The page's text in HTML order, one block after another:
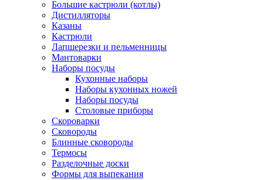
Большие кастрюли (котлы)
Дистилляторы
Казаны
Кастрюли
Лапшерезки и пельменницы
Мантоварки
Наборы посуды
Кухонные наборы
Наборы кухонных ножей
Наборы посуды
Столовые приборы
Скороварки
Сковороды
Блинные сковороды
Термосы
Разделочные доски
Формы для выпекания